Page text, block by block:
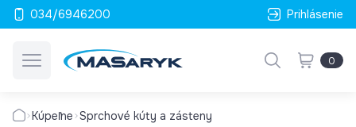
034/6946200 Prihlásenie
0
Kúpeľne Sprchové kúty a zásteny